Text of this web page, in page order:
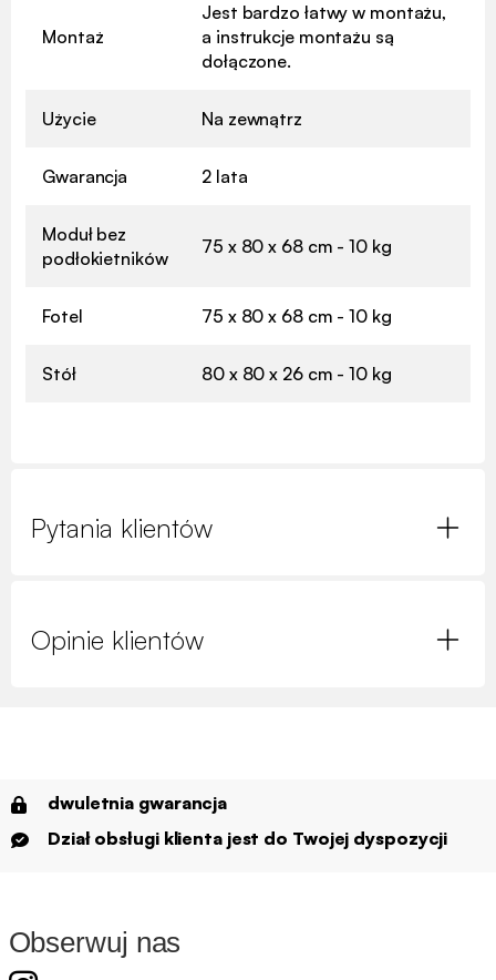
Montaż
Jest bardzo łatwy w montażu,
a instrukcje montażu są
dołączone.
Użycie Na zewnątrz
Gwarancja 2 lata
Moduł bez
podłokietników
75 x 80 x 68 cm - 10 kg
Fotel 75 x 80 x 68 cm - 10 kg
Stół 80 x 80 x 26 cm - 10 kg
Pytania klientów
Opinie klientów
dwuletnia gwarancja
Dział obsługi klienta jest do Twojej dyspozycji
Obserwuj nas